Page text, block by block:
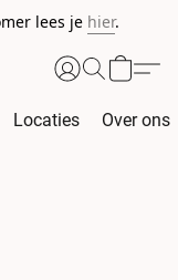
lees je hier.
Locaties Over ons